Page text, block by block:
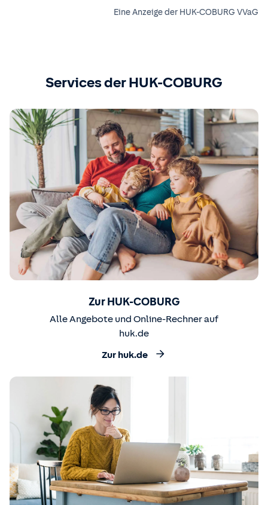
Eine Anzeige der HUK-COBURG VVaG
Services der HUK-COBURG
Zur HUK-COBURG
Alle Angebote und Online-Rechner auf
huk.de
Zur huk.de